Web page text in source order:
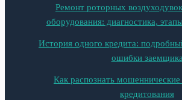
Ремонт роторных
оборудования: диагностика,
История одного кредита:
ошибки заемщика
Как распознать
кредитования